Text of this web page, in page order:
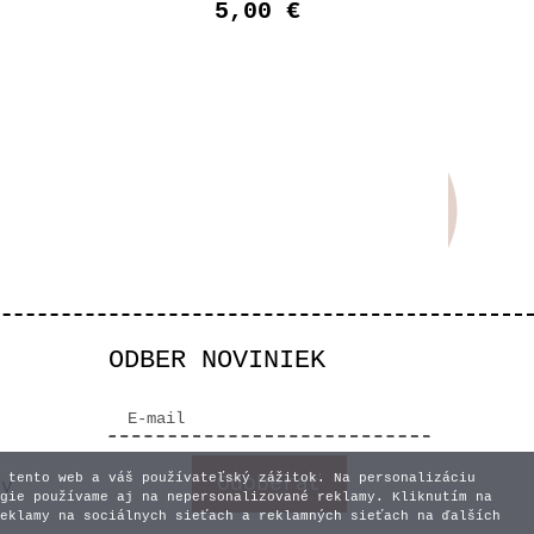
5,00 €
ODBER NOVINIEK
tento web a váš používateľský zážitok. Na personalizáciu
používame aj na nepersonalizované reklamy. Kliknutím na
na sociálnych sieťach a reklamných sieťach na ďalších